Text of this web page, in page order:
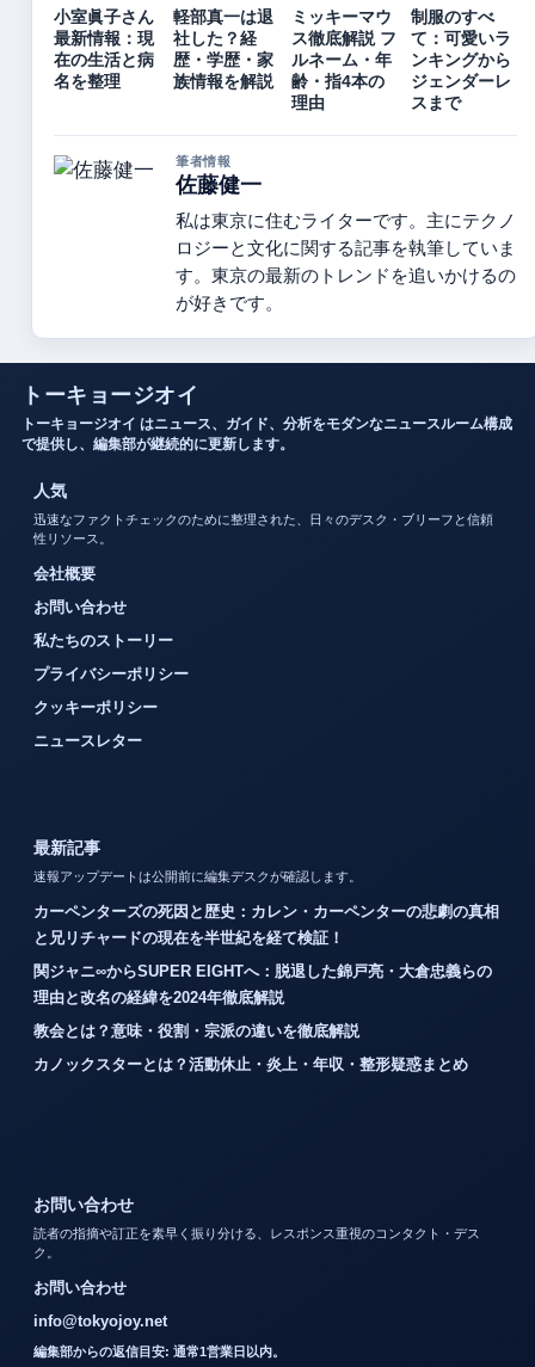
小室眞子さん
最新情報：現
在の生活と病
名を整理
軽部真一は退
社した？経
歴・学歴・家
族情報を解説
ミッキーマウ
ス徹底解説 フ
ルネーム・年
齢・指4本の
理由
制服のすべ
て：可愛いラ
ンキングから
ジェンダーレ
スまで
筆者情報
佐藤健一
私は東京に住むライターです。主にテクノ
ロジーと文化に関する記事を執筆していま
す。東京の最新のトレンドを追いかけるの
が好きです。
トーキョージオイ
トーキョージオイ はニュース、ガイド、分析をモダンなニュースルーム構成
で提供し、編集部が継続的に更新します。
人気
迅速なファクトチェックのために整理された、日々のデスク・ブリーフと信頼
性リソース。
会社概要
お問い合わせ
私たちのストーリー
プライバシーポリシー
クッキーポリシー
ニュースレター
最新記事
速報アップデートは公開前に編集デスクが確認します。
カーペンターズの死因と歴史：カレン・カーペンターの悲劇の真相
と兄リチャードの現在を半世紀を経て検証！
関ジャニ∞からSUPER EIGHTへ：脱退した錦戸亮・大倉忠義らの
理由と改名の経緯を2024年徹底解説
教会とは？意味・役割・宗派の違いを徹底解説
カノックスターとは？活動休止・炎上・年収・整形疑惑まとめ
お問い合わせ
読者の指摘や訂正を素早く振り分ける、レスポンス重視のコンタクト・デス
ク。
お問い合わせ
info@tokyojoy.net
編集部からの返信目安: 通常1営業日以内。